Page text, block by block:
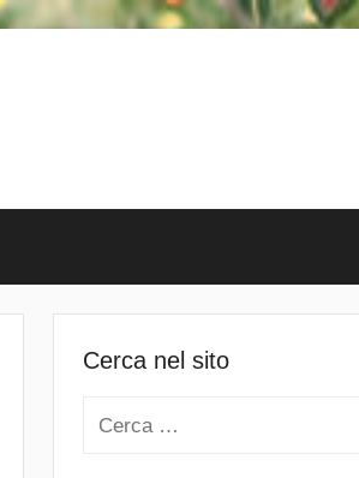
Cerca nel sito
Ricerca